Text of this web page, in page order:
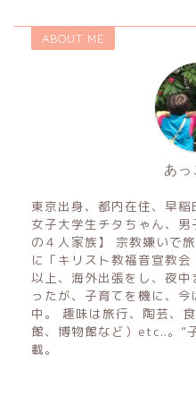
ABOUT ME
あっ
東京出身、都内在住、早
女子大学生チタちゃん、
の４人家族】 宗教嫌いで
に「キリスト教福音宣教
以上、海外出張をし、夜
ったが、子育てを機に、
中。 趣味は旅行、陶芸、
館、博物館など）etc..。”
載。